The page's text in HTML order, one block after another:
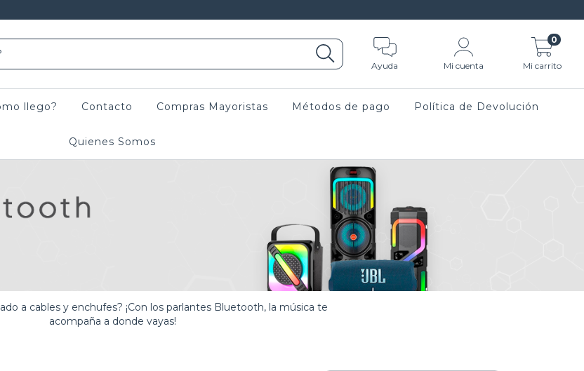
Ayuda Mi cuenta Mi carrito
0
llego? Contacto Compras Mayoristas Métodos de pago Política de Devolución
Quienes Somos
a cables y enchufes? ¡Con los parlantes Bluetooth, la música te
acompaña a donde vayas!